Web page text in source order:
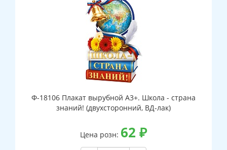
Ф-18106 Плакат вырубной А3+. Школа - страна
знаний! (двухсторонний, ВД-лак)
Цена розн: 62 ₽